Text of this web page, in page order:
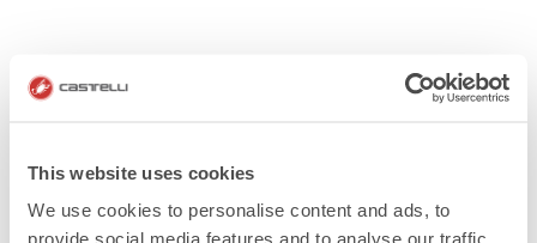
This website uses cookies
We use cookies to personalise content and ads, to
provide social media features and to analyse our traffic.